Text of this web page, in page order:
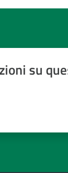
su